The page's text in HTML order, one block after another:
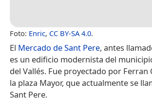
Foto: Enric, CC BY-SA 4.0.
El Mercado de Sant Pere, antes
es un edificio modernista del
del Vallés. Fue proyectado por Ferran
la plaza Mayor, que actualmente se
Sant Pere.